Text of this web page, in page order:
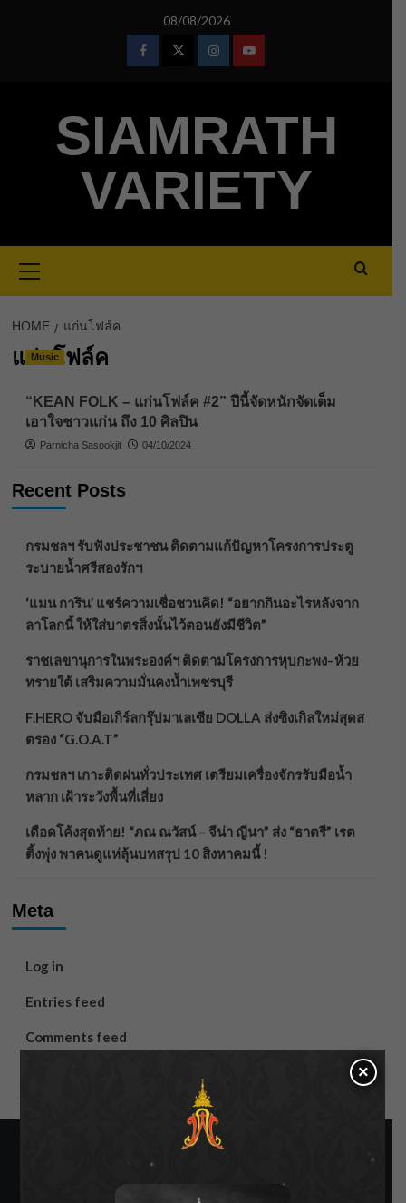
08/08/2026
FacebookTwitterInstagramYoutube
SIAMRATH
VARIETY
Menu
HOME แก่นโฟล์ค
แก่นโฟล์ค
Music
“KEAN FOLK – แก่นโฟล์ค #2” ปีนี้จัดหนักจัดเต็ม
เอาใจชาวแก่น ถึง 10 ศิลปิน
Parnicha Sasookjit 04/10/2024
Recent Posts
กรมชลฯ รับฟังประชาชน ติดตามแก้ปัญหาโครงการประตู
ระบายน้ำศรีสองรักฯ
‘แมน การิน’ แชร์ความเชื่อชวนคิด! “อยากกินอะไรหลังจาก
ลาโลกนี้ ให้ใส่บาตรสิ่งนั้นไว้ตอนยังมีชีวิต”
ราชเลขานุการในพระองค์ฯ ติดตามโครงการหุบกะพง–ห้วย
ทรายใต้ เสริมความมั่นคงน้ำเพชรบุรี
F.HERO จับมือเกิร์ลกรุ๊ปมาเลเซีย DOLLA ส่งซิงเกิลใหม่สุดส
ตรอง “G.O.A.T”
กรมชลฯ เกาะติดฝนทั่วประเทศ เตรียมเครื่องจักรรับมือน้ำ
หลาก เฝ้าระวังพื้นที่เสี่ยง
เดือดโค้งสุดท้าย! “ภณ ณวัสน์ – จีน่า ญีนา” ส่ง “ธาตรี” เรต
ติ้งพุ่ง พาคนดูแห่ลุ้นบทสรุป 10 สิงหาคมนี้ !
Meta
Log in
Entries feed
Comments feed
×